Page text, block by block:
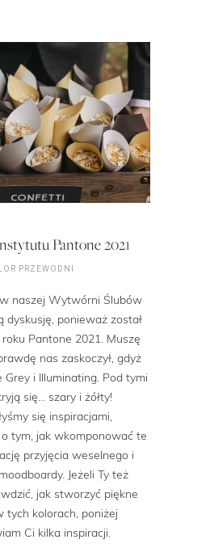
Pantone 2021
PRZEWODNI
naszej Wytwórni Ślubów
dyskusję, ponieważ został
Pantone 2021. Muszę
nas zaskoczył, gdyż
Grey i Illuminating. Pod tymi
się… szary i żółty!
się inspiracjami,
tym, jak wkomponować te
przyjęcia weselnego i
Jeżeli Ty też
jak stworzyć piękne
tych kolorach, poniżej
Ci kilka inspiracji.